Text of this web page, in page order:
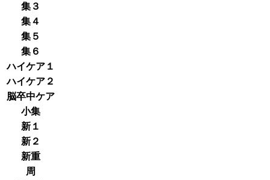
集３
集４
集５
集６
ハイケア１
ハイケア２
脳卒中ケア
小集
新１
新２
新重
周